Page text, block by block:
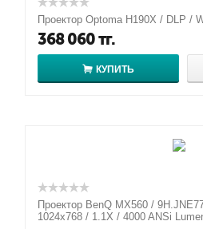
Проектор Optoma H190X / DLP /
368 060тг.
КУПИТЬ
Проектор BenQ MX560 /
1024x768 / 1.1X / 4000 ANSi